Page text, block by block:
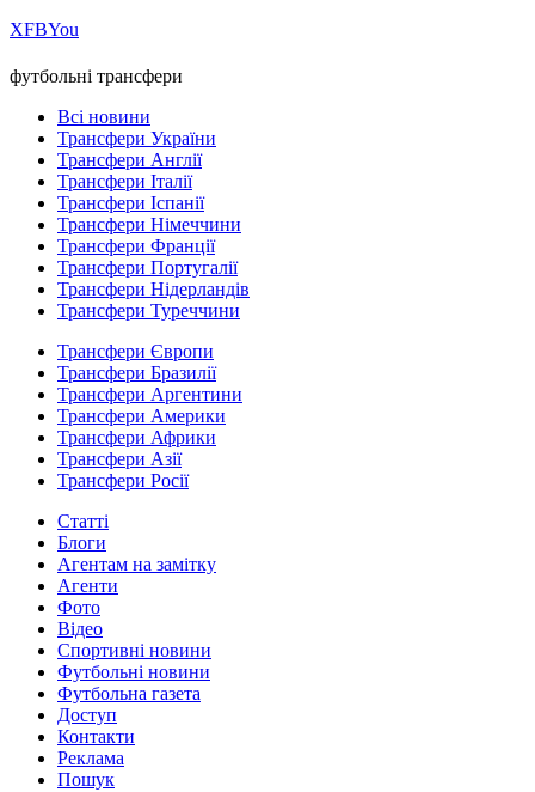
ХFBYou
футбольні трансфери
Всі новини
Трансфери України
Трансфери Англії
Трансфери Італії
Трансфери Іспанії
Трансфери Німеччини
Трансфери Франції
Трансфери Португалії
Трансфери Нідерландів
Трансфери Туреччини
Трансфери Європи
Трансфери Бразилії
Трансфери Аргентини
Трансфери Америки
Трансфери Африки
Трансфери Азії
Трансфери Росії
Статті
Блоги
Агентам на замітку
Агенти
Фото
Відео
Спортивні новини
Футбольні новини
Футбольна газета
Доступ
Контакти
Реклама
Пошук